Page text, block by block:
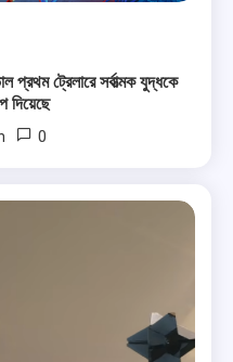
ট্রেলারে সর্বাত্মক যুদ্ধকে
দিয়েছে
0